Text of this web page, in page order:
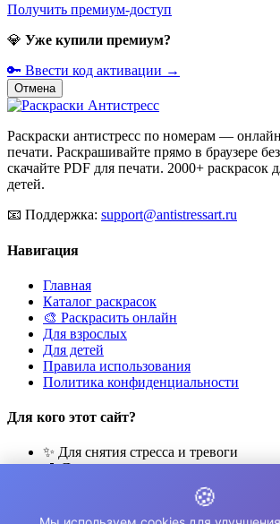
Получить премиум-доступ
💎 Уже купили премиум?
🔑 Ввести код активации →
Отмена
Раскраски антистресс по номерам —
печати. Раскрашивайте прямо в браузере
скачайте PDF для печати. 2000+ раскрасок
детей.
📧 Поддержка: support@antistressart.ru
Навигация
Главная
Каталог раскрасок
🎨 Раскрасить онлайн
Для взрослых
Для детей
Правила использования
Политика конфиденциальности
Для кого этот сайт?
✨ Для снятия стресса и тревоги
🎨 Для развития креативности
🧘 Для медитации и расслабления
👨‍👩‍👧‍👦 Для семейного досуга
🍪